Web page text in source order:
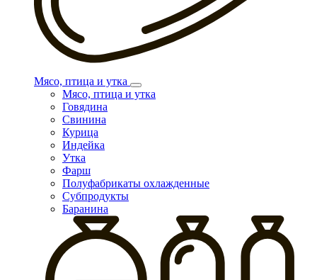
Мясо, птица и утка
Мясо, птица и утка
Говядина
Свинина
Курица
Индейка
Утка
Фарш
Полуфабрикаты охлажденные
Субпродукты
Баранина